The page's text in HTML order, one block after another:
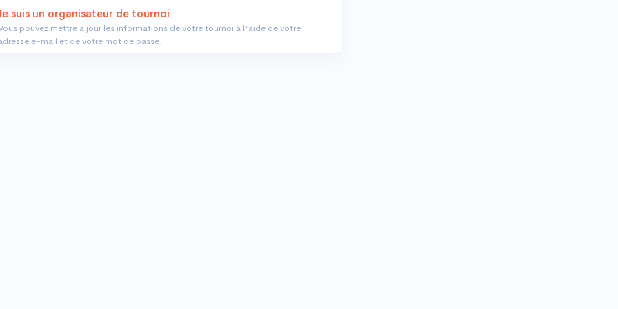
suis un organisateur de tournoi
pouvez mettre à jour les informations de votre tournoi à l'aide de votre
e-mail et de votre mot de passe.